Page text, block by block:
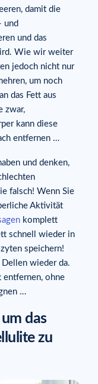
damit die
und
und das
Wie wir weiter
jedoch nicht nur
um noch
das Fett aus
zwar,
kann diese
entfernen …
und denken,
falsch! Wenn Sie
Aktivität
komplett
schnell wieder in
speichern!
Dellen wieder da.
entfernen, ohne
…
das
zu